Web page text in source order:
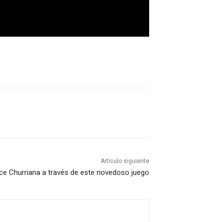
Artículo siguiente
Churriana a través de este novedoso juego